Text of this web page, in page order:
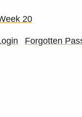
20
Forgotten